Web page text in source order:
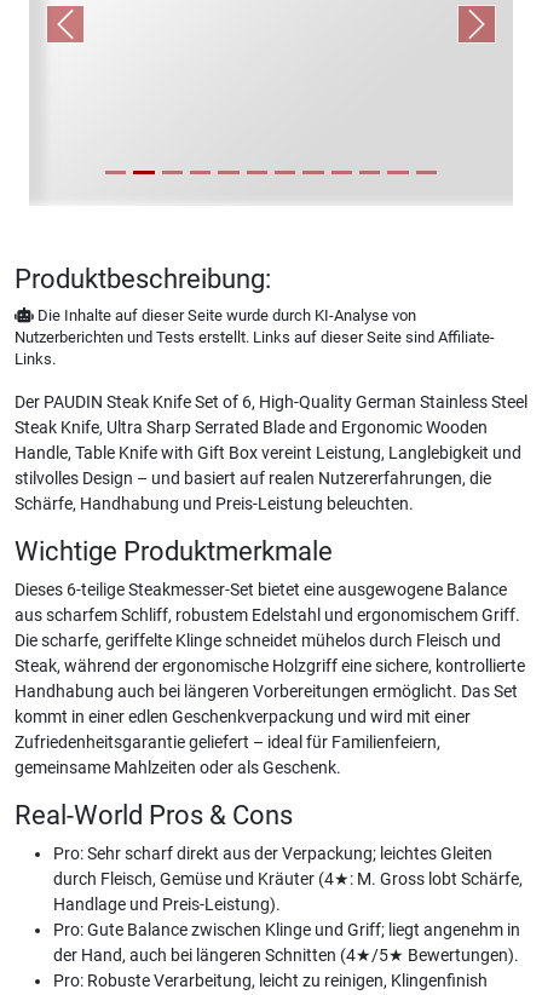
Previous Next
Produktbeschreibung:
Die Inhalte auf dieser Seite wurde durch KI-Analyse von
Nutzerberichten und Tests erstellt. Links auf dieser Seite sind Affiliate-
Links.
Der PAUDIN Steak Knife Set of 6, High-Quality German Stainless Steel
Steak Knife, Ultra Sharp Serrated Blade and Ergonomic Wooden
Handle, Table Knife with Gift Box vereint Leistung, Langlebigkeit und
stilvolles Design – und basiert auf realen Nutzererfahrungen, die
Schärfe, Handhabung und Preis-Leistung beleuchten.
Wichtige Produktmerkmale
Dieses 6-teilige Steakmesser-Set bietet eine ausgewogene Balance
aus scharfem Schliff, robustem Edelstahl und ergonomischem Griff.
Die scharfe, geriffelte Klinge schneidet mühelos durch Fleisch und
Steak, während der ergonomische Holzgriff eine sichere, kontrollierte
Handhabung auch bei längeren Vorbereitungen ermöglicht. Das Set
kommt in einer edlen Geschenkverpackung und wird mit einer
Zufriedenheitsgarantie geliefert – ideal für Familienfeiern,
gemeinsame Mahlzeiten oder als Geschenk.
Real-World Pros & Cons
Pro: Sehr scharf direkt aus der Verpackung; leichtes Gleiten
durch Fleisch, Gemüse und Kräuter (4★: M. Gross lobt Schärfe,
Handlage und Preis-Leistung).
Pro: Gute Balance zwischen Klinge und Griff; liegt angenehm in
der Hand, auch bei längeren Schnitten (4★/5★ Bewertungen).
Pro: Robuste Verarbeitung, leicht zu reinigen, Klingenfinish